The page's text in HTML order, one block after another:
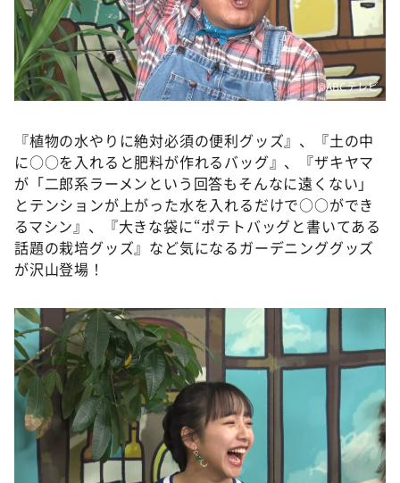
©️ABCテレビ
『植物の水やりに絶対必須の便利グッズ』、『土の中
に○○を入れると肥料が作れるバッグ』、『ザキヤマ
が「二郎系ラーメンという回答もそんなに遠くない」
とテンションが上がった水を入れるだけで○○ができ
るマシン』、『大きな袋に“ポテトバッグと書いてある
話題の栽培グッズ』など気になるガーデニンググッズ
が沢山登場！